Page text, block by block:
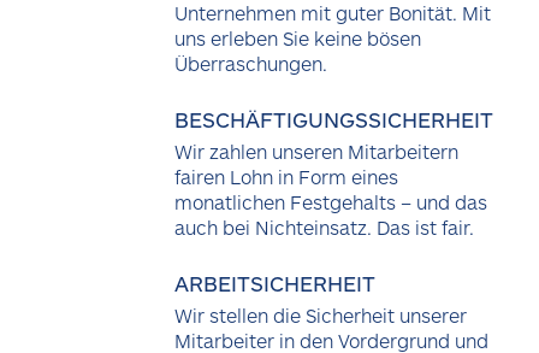
Unternehmen mit guter Bonität. Mit
uns erleben Sie keine bösen
Überraschungen.
BESCHÄFTIGUNGSSICHERHEIT
Wir zahlen unseren Mitarbeitern
fairen Lohn in Form eines
monatlichen Festgehalts – und das
auch bei Nichteinsatz. Das ist fair.
ARBEITSICHERHEIT
Wir stellen die Sicherheit unserer
Mitarbeiter in den Vordergrund und